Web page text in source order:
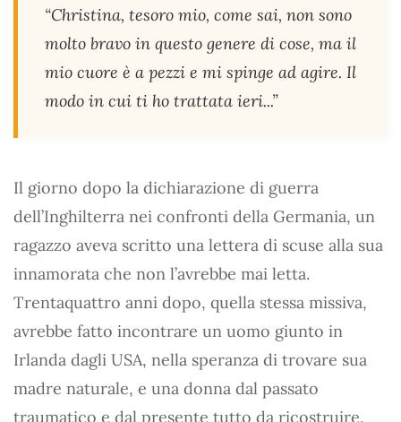
“Christina, tesoro mio, come sai, non sono
molto bravo in questo genere di cose, ma il
mio cuore è a pezzi e mi spinge ad agire. Il
modo in cui ti ho trattata ieri...”
Il giorno dopo la dichiarazione di guerra
dell’Inghilterra nei confronti della Germania, un
ragazzo aveva scritto una lettera di scuse alla sua
innamorata che non l’avrebbe mai letta.
Trentaquattro anni dopo, quella stessa missiva,
avrebbe fatto incontrare un uomo giunto in
Irlanda dagli USA, nella speranza di trovare sua
madre naturale, e una donna dal passato
traumatico e dal presente tutto da ricostruire.